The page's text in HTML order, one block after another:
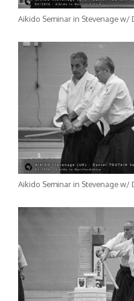
Aikido Seminar in Stevenage w/
Aikido Seminar in Stevenage w/